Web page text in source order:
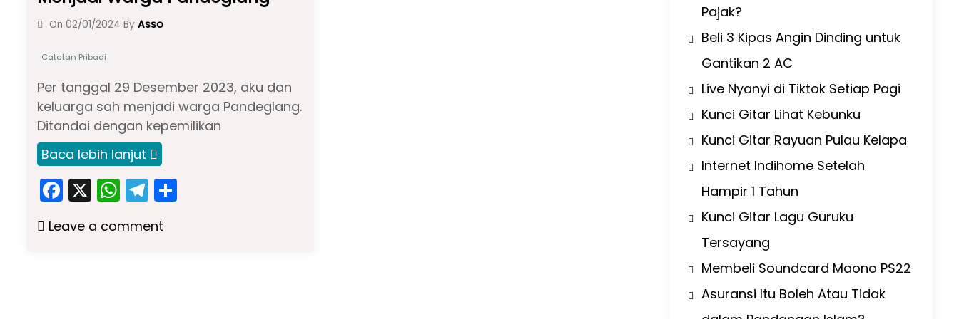
On 02/01/2024 By Asso
Catatan Pribadi
Per tanggal 29 Desember 2023, aku dan
keluarga sah menjadi warga Pandeglang.
Ditandai dengan kepemilikan
Baca lebih lanjut
F
a
c
X W
h
a
T
el
e
Leave a comment
Pajak?
Beli 3 Kipas Angin Dinding untuk
Gantikan 2 AC
Live Nyanyi di Tiktok Setiap Pagi
Kunci Gitar Lihat Kebunku
Kunci Gitar Rayuan Pulau Kelapa
Internet Indihome Setelah
Hampir 1 Tahun
Kunci Gitar Lagu Guruku
Tersayang
Membeli Soundcard Maono PS22
Asuransi Itu Boleh Atau Tidak